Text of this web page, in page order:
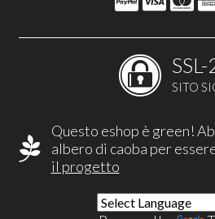
SITO
Questo eshop è green!
albero di caoba per
il progetto